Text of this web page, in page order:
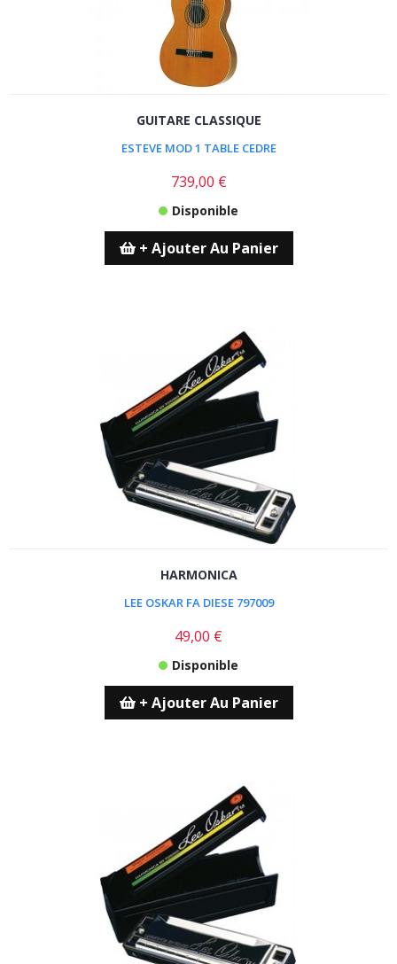
GUITARE CLASSIQUE
ESTEVE MOD 1 TABLE CEDRE
739,00 €
Disponible
+ Ajouter Au Panier
HARMONICA
LEE OSKAR FA DIESE 797009
49,00 €
Disponible
+ Ajouter Au Panier